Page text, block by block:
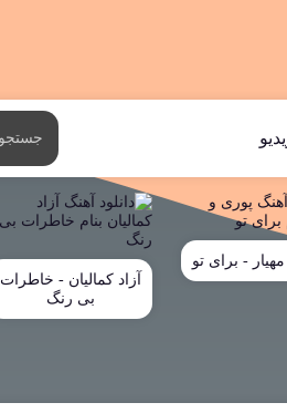
- برای تو
آزاد کمالیان - خاطرات
بی رنگ